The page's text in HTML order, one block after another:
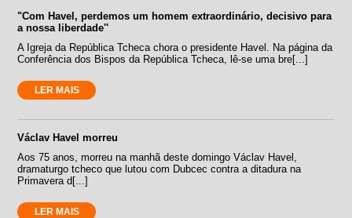
"Com Havel, perdemos um homem extraordinário, decisivo para
a nossa liberdade''
A Igreja da República Tcheca chora o presidente Havel. Na página da
Conferência dos Bispos da República Tcheca, lê-se uma bre[...]
LER MAIS
Václav Havel morreu
Aos 75 anos, morreu na manhã deste domingo Václav Havel,
dramaturgo tcheco que lutou com Dubcec contra a ditadura na
Primavera d[...]
LER MAIS